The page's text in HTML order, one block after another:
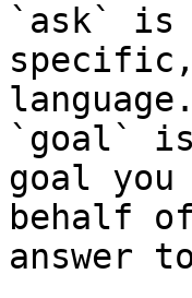
`ask` is
language.
`goal`
goal
behalf
answer